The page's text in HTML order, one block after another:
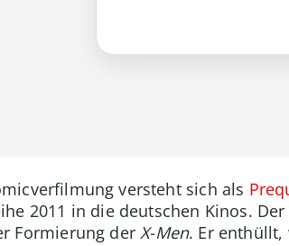
versteht sich als
2011 in die deutschen Kinos.
Formierung der X-Men. Er enthüllt,